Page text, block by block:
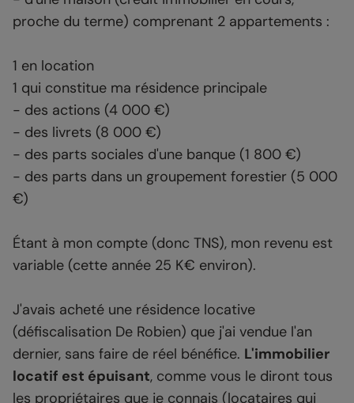
proche du terme) comprenant 2 appartements :
1 en location
1 qui constitue ma résidence principale
- des actions (4 000 €)
- des livrets (8 000 €)
- des parts sociales d'une banque (1 800 €)
- des parts dans un groupement forestier (5 000
€)
Étant à mon compte (donc TNS), mon revenu est
variable (cette année 25 K€ environ).
J'avais acheté une résidence locative
(défiscalisation De Robien) que j'ai vendue l'an
dernier, sans faire de réel bénéfice. L'immobilier
locatif est épuisant, comme vous le diront tous
les propriétaires que je connais (locataires qui